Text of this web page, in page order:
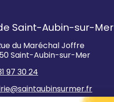
Saint-Aubin-sur-Mer
du Maréchal Joffre
Saint-Aubin-sur-Mer
97 30 24